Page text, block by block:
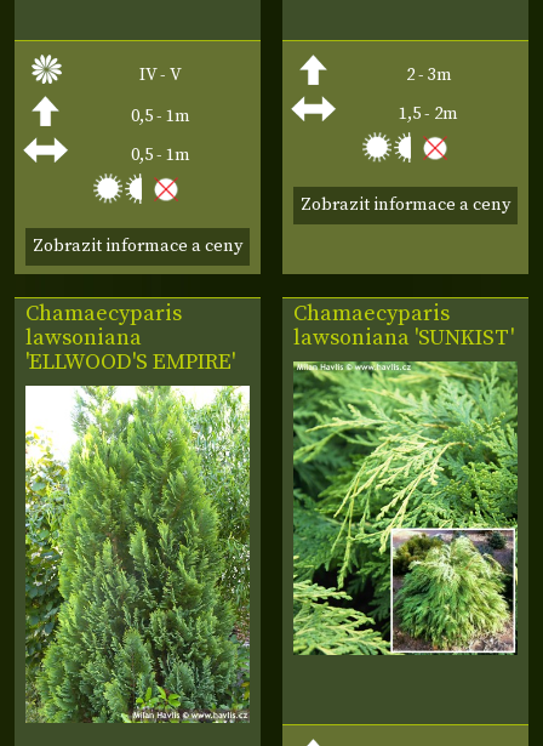
IV - V
0,5 - 1m
0,5 - 1m
Zobrazit informace a ceny
2 - 3m
1,5 - 2m
Zobrazit informace a ceny
Chamaecyparis
lawsoniana
'ELLWOOD'S EMPIRE'
Chamaecyparis
lawsoniana 'SUNKIST'